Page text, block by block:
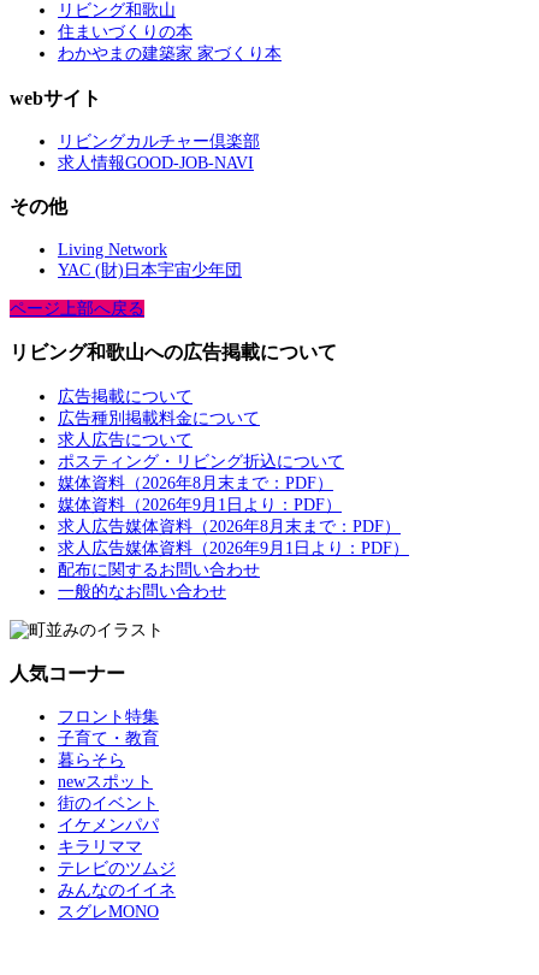
リビング和歌山
住まいづくりの本
わかやまの建築家 家づくり本
webサイト
リビングカルチャー倶楽部
求人情報GOOD-JOB-NAVI
その他
Living Network
YAC (財)日本宇宙少年団
ページ上部へ戻る
リビング和歌山への広告掲載について
広告掲載について
広告種別掲載料金について
求人広告について
ポスティング・リビング折込について
媒体資料（2026年8月末まで：PDF）
媒体資料（2026年9月1日より：PDF）
求人広告媒体資料（2026年8月末まで：PDF）
求人広告媒体資料（2026年9月1日より：PDF）
配布に関するお問い合わせ
一般的なお問い合わせ
人気コーナー
フロント特集
子育て・教育
暮らそら
newスポット
街のイベント
イケメンパパ
キラリママ
テレビのツムジ
みんなのイイネ
スグレMONO